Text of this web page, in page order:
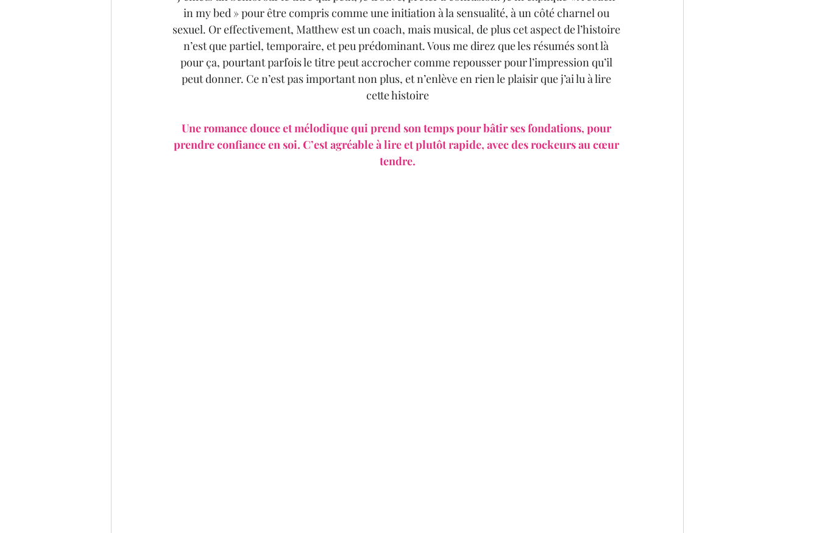
in my bed » pour être compris comme une initiation à la sensualité, à un côté charnel ou
sexuel. Or effectivement, Matthew est un coach, mais musical, de plus cet aspect de l’histoire
n’est que partiel, temporaire, et peu prédominant. Vous me direz que les résumés sont là
pour ça, pourtant parfois le titre peut accrocher comme repousser pour l’impression qu’il
peut donner. Ce n’est pas important non plus, et n’enlève en rien le plaisir que j’ai lu à lire
cette histoire
Une romance douce et mélodique qui prend son temps pour bâtir ses fondations, pour
prendre confiance en soi. C’est agréable à lire et plutôt rapide, avec des rockeurs au cœur
tendre.